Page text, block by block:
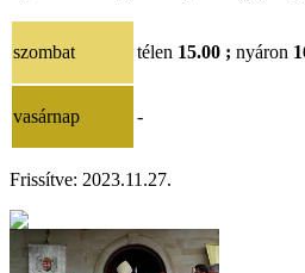
szombat télen 15.00 ; nyáron
vasárnap -
Frissítve: 2023.11.27.